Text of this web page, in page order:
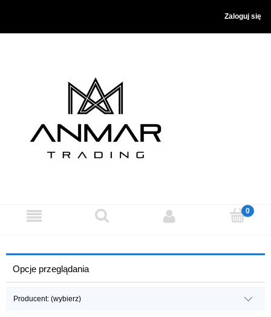
Zaloguj się
Opcje przeglądania
Producent: (wybierz)